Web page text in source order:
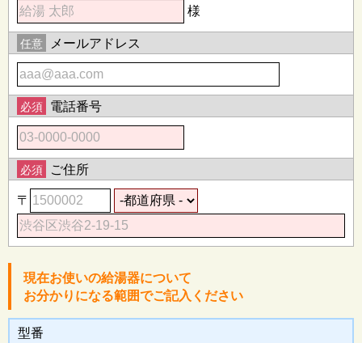
様
任意 メールアドレス
必須 電話番号
必須 ご住所
〒
現在お使いの給湯器について
お分かりになる範囲でご記入ください
型番